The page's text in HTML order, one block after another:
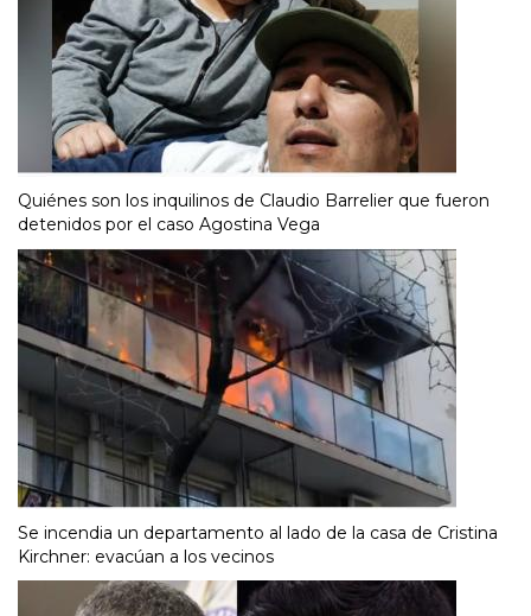
Quiénes son los inquilinos de Claudio Barrelier que fueron
detenidos por el caso Agostina Vega
Se incendia un departamento al lado de la casa de Cristina
Kirchner: evacúan a los vecinos